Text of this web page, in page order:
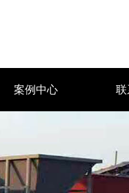
案例中心 联